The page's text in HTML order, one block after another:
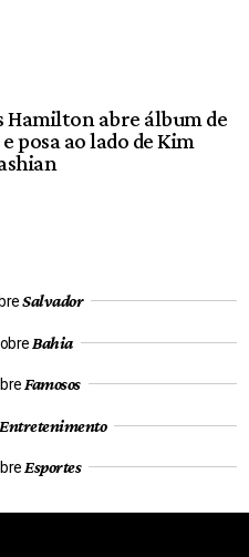
Hamilton abre álbum de
posa ao lado de Kim
Salvador
Bahia
Famosos
Entretenimento
Esportes